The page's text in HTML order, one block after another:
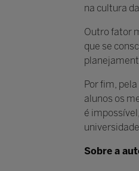
na cultura
Outro fator
que se
Por fim,
alunos os
é
Sobre a